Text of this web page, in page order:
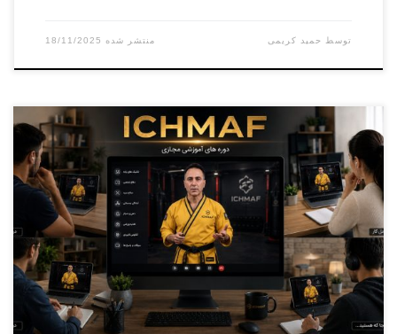
توسط حمید کریمی 18/11/2025
مدرس دوره سید رضا سیدیان آقایان و بانوانزمان
: ۱۹ شهریور ۱۴۰۴ ثبت نام فقط از طریق پنل کاربری فدراسیون
انجام می شودhttps://irmaaf.ir محل برگزاری : کرج , میدان
استاندارد, ورزشگاه شریعتی